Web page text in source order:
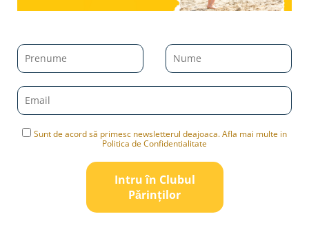
Sunt de acord să primesc newsletterul deajoaca. Afla mai multe in
Politica de Confidentialitate
Intru în Clubul
Pǎrinților